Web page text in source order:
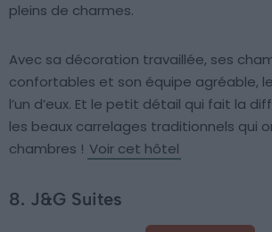
pleins de charmes.
Avec sa décoration travaillée, ses
confortables et son équipe agréable,
l’un d’eux. Et le petit détail qui fait la
les beaux carrelages traditionnels qui
chambres ! Voir cet hôtel
8. J&G Suites